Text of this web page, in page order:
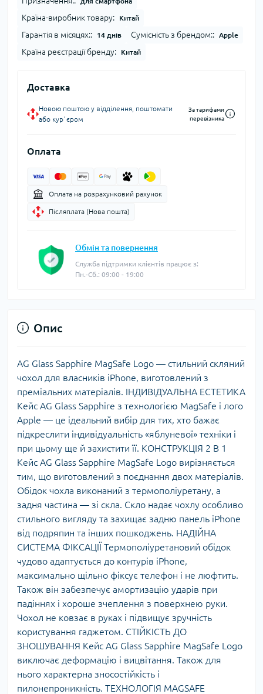
Країна-виробник товару: Китай
Гарантія в місяцях:: 14 днів Сумісність з брендом:: Apple
Країна реєстрації бренду: Китай
Доставка
Новою поштою у відділення, поштомати
або курʼєром
За тарифами
перевізника
Оплата
Оплата на розрахунковий рахунок
Післяплата (Нова пошта)
Обмін та повернення
Служба підтримки клієнтів працює з:
Пн.-Сб.: 09:00 - 19:00
Опис
AG Glass Sapphire MagSafe Logo — стильний скляний
чохол для власників iPhone, виготовлений з
преміальних матеріалів. ІНДИВІДУАЛЬНА ЕСТЕТИКА
Кейс AG Glass Sapphire з технологією MagSafe і лого
Apple — це ідеальний вибір для тих, хто бажає
підкреслити індивідуальність «яблуневої» техніки і
при цьому ще й захистити її. КОНСТРУКЦІЯ 2 В 1
Кейс AG Glass Sapphire MagSafe Logo вирізняється
тим, що виготовлений з поєднання двох матеріалів.
Обідок чохла виконаний з термополіуретану, а
задня частина — зі скла. Скло надає чохлу особливо
стильного вигляду та захищає задню панель iPhone
від подряпин та інших пошкоджень. НАДІЙНА
СИСТЕМА ФІКСАЦІЇ Термополіуретановий обідок
чудово адаптується до контурів iPhone,
максимально щільно фіксує телефон і не люфтить.
Також він забезпечує амортизацію ударів при
падіннях і хороше зчеплення з поверхнею руки.
Чохол не ковзає в руках і підвищує зручність
користування гаджетом. СТІЙКІСТЬ ДО
ЗНОШУВАННЯ Кейс AG Glass Sapphire MagSafe Logo
виключає деформацію і вицвітання. Також для
нього характерна зносостійкість і
пилонепроникність. ТЕХНОЛОГІЯ MAGSAFE